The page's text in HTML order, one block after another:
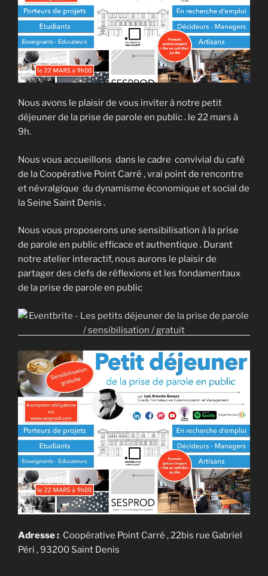
Nous avons le plaisir de vous inviter à notre petit
déjeuner de la prise de parole en public . le 22 mars à
9h.
Nous vous accueillons dans le cadre convivial du café
de la Coopérative Point Carré , vrai point de rencontre
et névralgique du dynamisme économique et social de
la Seine Saint Denis .
Nous vous proposerons une sensibilisation à la prise
de parole en public efficace et authentique . Durant
notre atelier interactif, nous aurons le plaisir de
partager des clefs de réflexions et les fondamentaux
de la prise de parole en public
Adresse : Coopérative Point Carré , 22bis rue Gabriel
Péri , 93200 Saint Denis